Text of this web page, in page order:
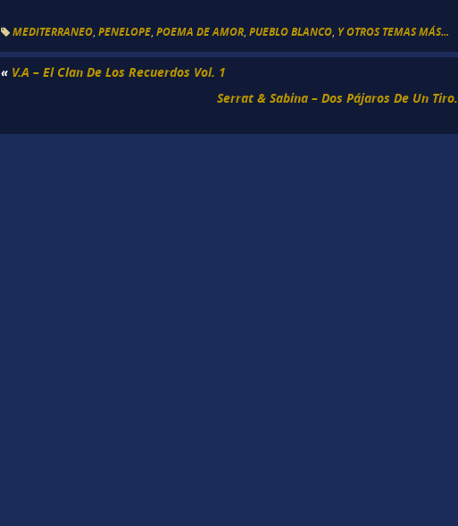
MEDITERRANEO ,PENELOPE ,POEMA DE AMOR ,PUEBLO BLANCO Y OTROS TEMAS MÁS...
« V.A – El Clan De Los Recuerdos Vol. 1
Serrat & Sabina – Dos Pájaros De Un Tiro.